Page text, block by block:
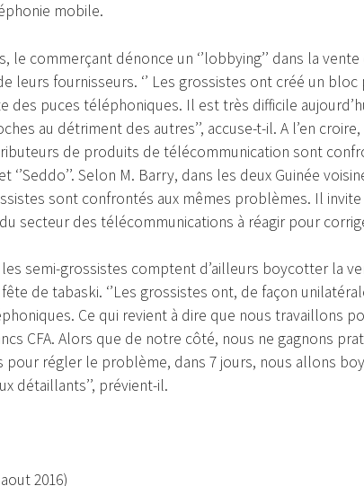
mobile.
le commerçant dénonce un ‘’lobbying’’ dans la
leurs fournisseurs. ‘’ Les grossistes ont créé un bloc
des puces téléphoniques. Il est très difficile
au détriment des autres’’, accuse-t-il. A l’en
de produits de télécommunication sont
‘’Seddo’’. Selon M. Barry, dans les deux Guinée
sont confrontés aux mêmes problèmes. Il
secteur des télécommunications à réagir pour corriger
semi-grossistes comptent d’ailleurs boycotter la
de tabaski. ‘’Les grossistes ont, de façon
Ce qui revient à dire que nous travaillons
CFA. Alors que de notre côté, nous ne gagnons
pour régler le problème, dans 7 jours, nous allons
détaillants’’, prévient-il.
2016)